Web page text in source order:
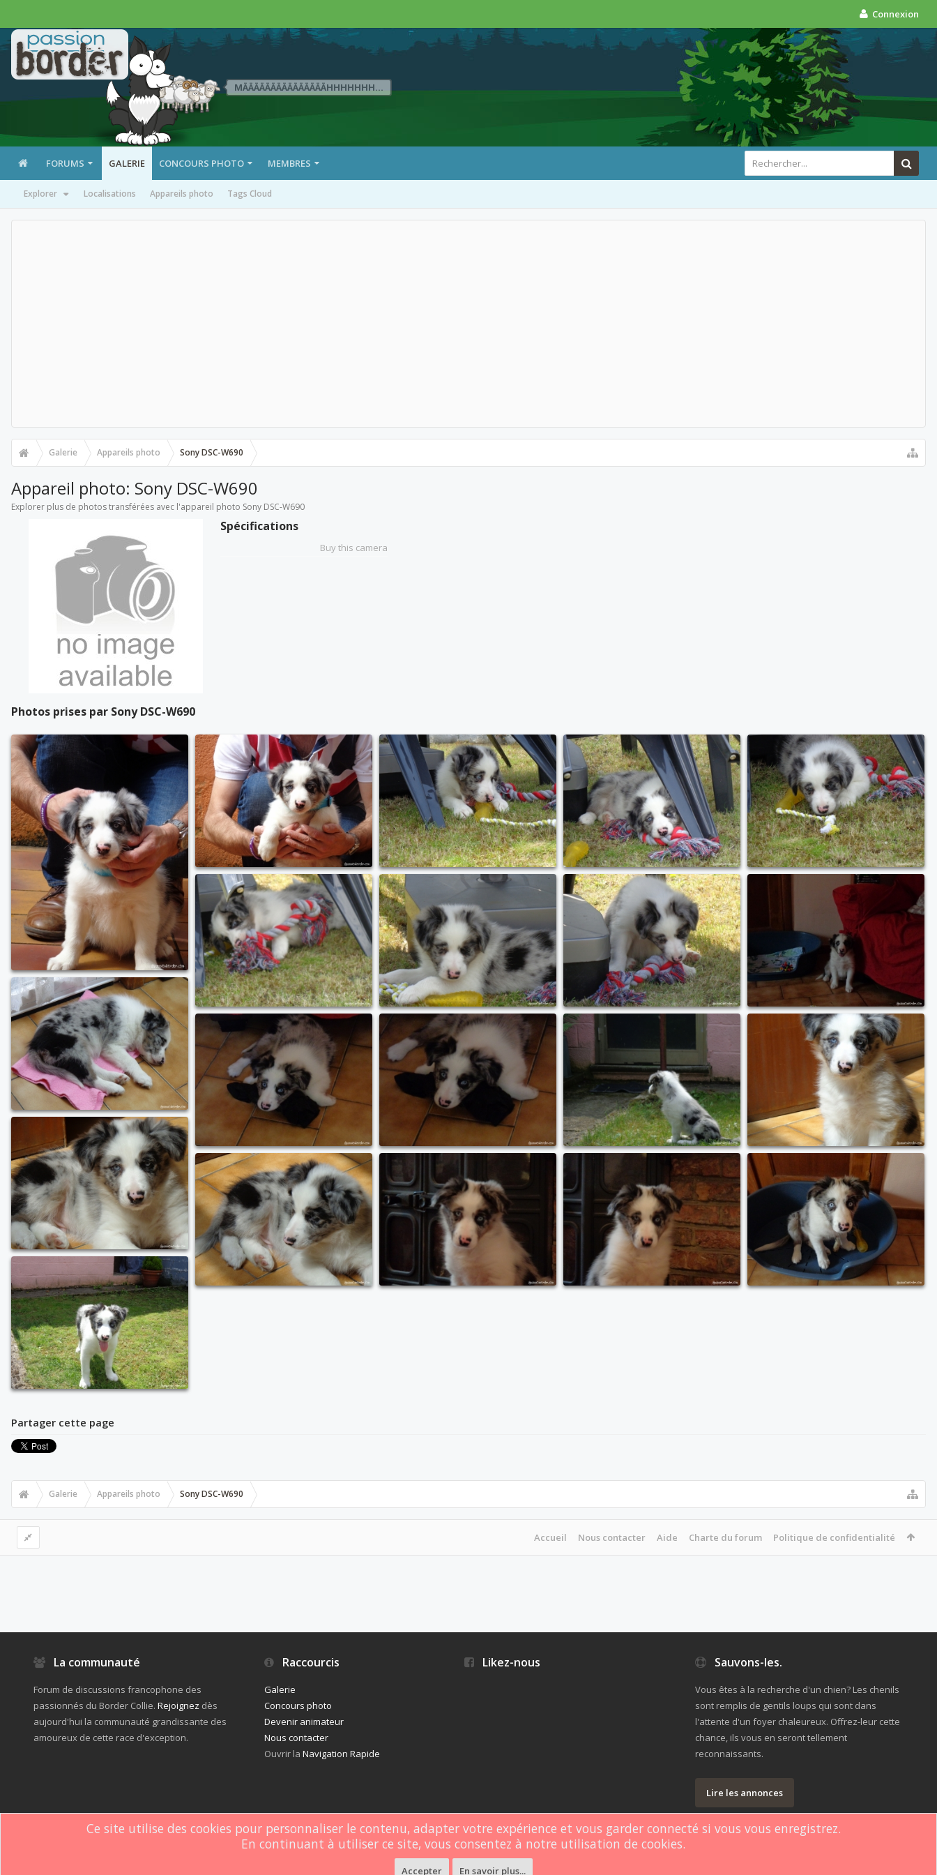
Connexion
MÄÄÄÄÄÄÄÄÄÄÄÄÄÄÄHHHHHHH...
FORUMS GALERIE
Explorer Localisations Appareils photo Tags Cloud
CONCOURS PHOTO MEMBRES
Galerie Appareils photo Sony DSC-W690
Appareil photo: Sony DSC-W690
Explorer plus de photos transférées avec l'appareil photo Sony DSC-W690
Spécifications
Buy this camera
Photos prises par Sony DSC-W690
Partager cette page
Galerie Appareils photo Sony DSC-W690
Accueil Nous contacter Aide Charte du forum Politique de confidentialité
La communauté
Forum de discussions francophone des
passionnés du Border Collie. Rejoignez dès
aujourd'hui la communauté grandissante des
amoureux de cette race d'exception.
Raccourcis
Galerie
Concours photo
Devenir animateur
Nous contacter
Ouvrir laNavigation Rapide
Likez-nous Sauvons-les.
Vous êtes à la recherche d'un chien? Les chenils
sont remplis de gentils loups qui sont dans
l'attente d'un foyer chaleureux. Offrez-leur cette
chance, ils vous en seront tellement
reconnaissants.
Lire les annonces
Webdomain.com.
Ce site utilise des cookies pour personnaliser le contenu, adapter votre expérience et vous garder connecté si vous vous enregistrez.
En continuant à utiliser ce site, vous consentez à notre utilisation de cookies.
Accepter En savoir plus...